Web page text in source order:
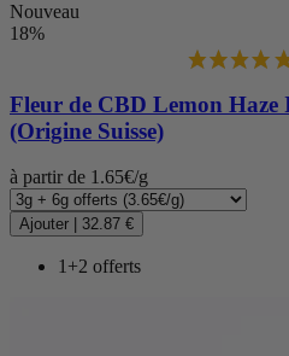
Nouveau
18%
Fleur de CBD Lemon
(Origine Suisse)
à partir de 1.65€/g
Ajouter 32.87 €
1+2 offerts